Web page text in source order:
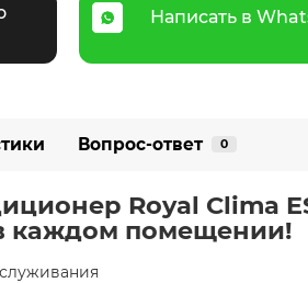
Написать в
Вопрос-ответ 0
Royal Clima
каждом помещении!